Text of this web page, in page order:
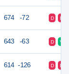
674 -72 D D
643 -63 D V
614 -126 D D